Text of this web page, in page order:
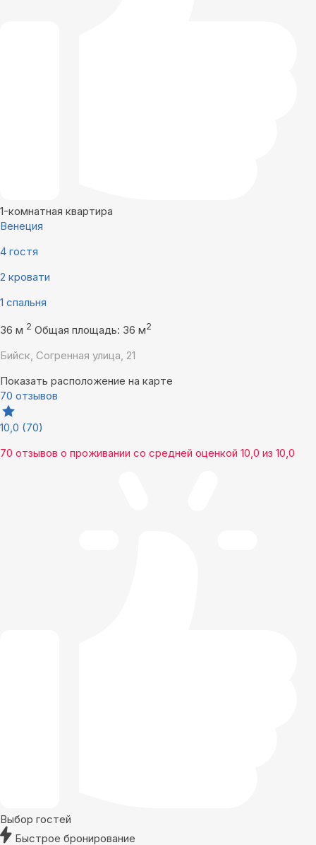
1-комнатная квартира
Венеция
4 гостя
2 кровати
1 спальня
36 м 2 Общая площадь: 36 м2
Бийск, Согренная улица, 21
Показать расположение на карте
70 отзывов
10,0 (70)
70 отзывов о проживании со средней оценкой 10,0 из 10,0
Выбор гостей
Быстрое бронирование